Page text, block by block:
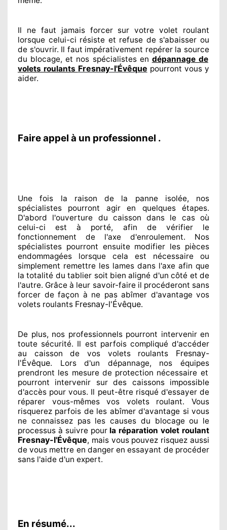
Il ne faut jamais forcer sur votre volet roulant
lorsque celui-ci résiste et refuse de s'abaisser ou
de s'ouvrir. Il faut impérativement repérerla source
du blocage, et nos spécialistesen dépannage de
volets roulants Fresnay-l'Évêque pourront vous y
aider.
Faire appel à un professionnel .
Une fois la raison de la panne isolée, nos
spécialistes pourront agiren quelques étapes.
D'abord l'ouverture du caisson dans le cas où
celui-ci est à porté, afin de vérifier le
fonctionnement de l'axe d'enroulement. Nos
spécialistes pourront ensuite modifier les pièces
endommagées lorsque cela est nécessaire ou
simplement remettre les lames dans l'axe afin que
la totalité du tablier soit bien aligné d'un côté et de
l'autre. Grâce à leur savoir-faireil procéderont sans
forcer de façon à ne pas abîmer d'avantage vos
volets roulants Fresnay-l'Évêque.
De plus, nos professionnelspourront interveniren
toute sécurité. Il est parfois compliquéd'accéder
au caisson de vos volets roulants Fresnay-
l'Évêque. Lors d'un dépannage, nos équipes
prendront les mesure de protection nécessaire et
pourront intervenir sur des caissons impossible
d'accès pour vous. Il peut-être risquéd'essayer de
réparer vous-mêmes vos volets roulant. Vous
risquerez parfois de les abîmerd'avantage si vous
ne connaissezpas les causes du blocage ou le
processus à suivre pour la réparation volet roulant
Fresnay-l'Évêque, mais vous pouvez risquez aussi
de vous mettre en danger en essayant de procéder
sans l'aide d'un expert.
En résumé...